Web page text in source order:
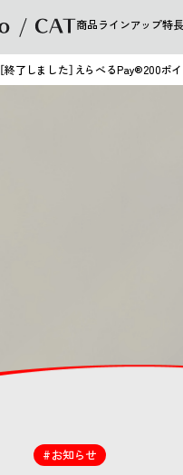
商品ラインアップ特長
［終了しました］えらべるPay®200ポ
お知らせ